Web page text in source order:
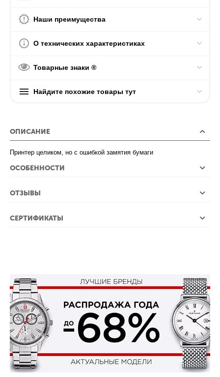
Наши преимущества
О технических характеристиках
Товарные знаки ®
Найдите похожие товары тут
ОПИСАНИЕ
Принтер целиком, но с ошибкой замятия бумаги
ОСОБЕННОСТИ
ОТЗЫВЫ
СЕРТИФИКАТЫ